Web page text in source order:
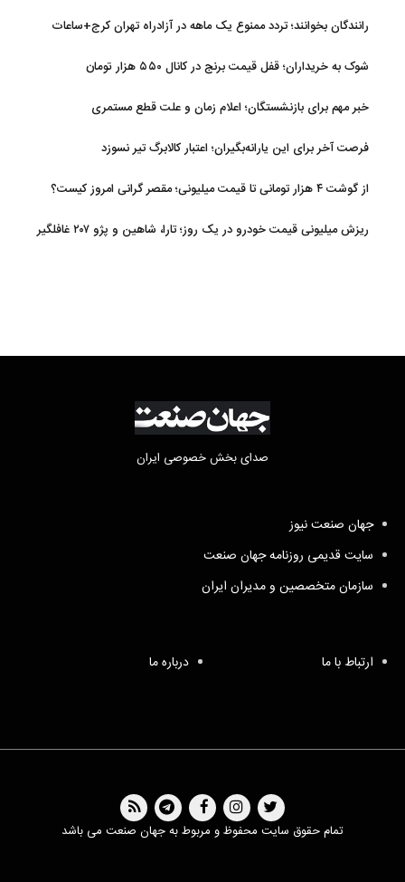
رانندگان بخوانند؛ تردد ممنوع یک ماهه در آزادراه تهران کرج+ساعات
شوک به خریداران؛ قفل قیمت برنج در کانال ۵۵۰ هزار تومان
خبر مهم برای بازنشستگان؛ اعلام زمان و علت قطع مستمری
فرصت آخر برای این یارانه‌بگیران؛ اعتبار کالابرگ تیر نسوزد
از گوشت ۴ هزار تومانی تا قیمت میلیونی؛ مقصر گرانی امروز کیست؟
ریزش میلیونی قیمت خودرو در یک روز؛ تارا، شاهین و پژو ۲۰۷ غافلگیر
صدای بخش خصوصی ایران
جهان صنعت نیوز
سایت قدیمی روزنامه جهان صنعت
سازمان متخصصین و مدیران ایران
ارتباط با ما درباره ما
تمام حقوق سایت محفوظ و مربوط به جهان صنعت می باشد